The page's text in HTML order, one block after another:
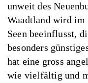
unweit des
Waadtland wird im
Seen beeinflusst,
besonders
hat eine gross
wie vielfältig und